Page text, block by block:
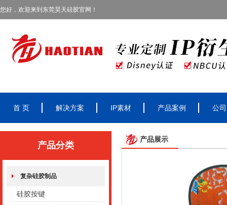
您好，欢迎来到东莞昊天硅胶官网！
首 页 解决方案 IP素材 产品案例 公
产品分类
复杂硅胶制品
硅胶按键
产品展示